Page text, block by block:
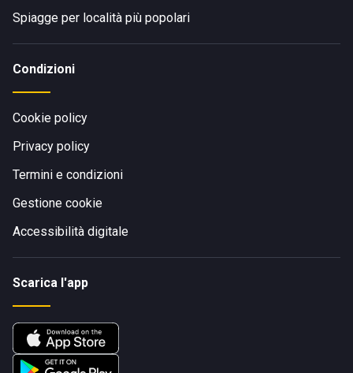
Spiagge per località più popolari
Condizioni
Cookie policy
Privacy policy
Termini e condizioni
Gestione cookie
Accessibilità digitale
Scarica l'app